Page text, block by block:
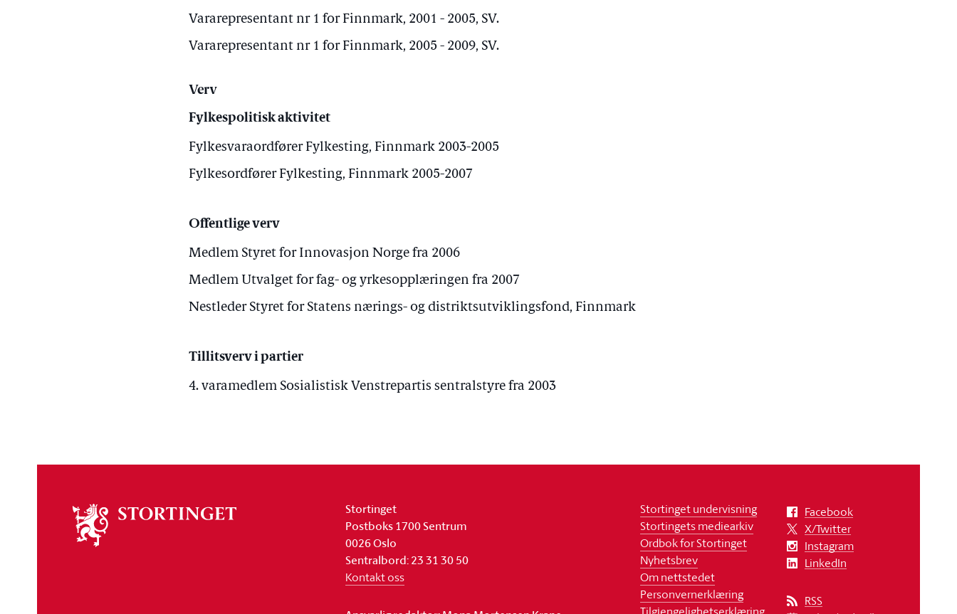
Vararepresentant nr 1 for Finnmark, 2001 - 2005, SV.
Vararepresentant nr 1 for Finnmark, 2005 - 2009, SV.
Verv
Fylkespolitisk aktivitet
Fylkesvaraordfører Fylkesting, Finnmark 2003-2005
Fylkesordfører Fylkesting, Finnmark 2005-2007
Offentlige verv
Medlem Styret for Innovasjon Norge fra 2006
Medlem Utvalget for fag- og yrkesopplæringen fra 2007
Nestleder Styret for Statens nærings- og distriktsutviklingsfond, Finnmark
Tillitsverv i partier
4. varamedlem Sosialistisk Venstrepartis sentralstyre fra 2003
stortinget
Stortinget
Postboks 1700 Sentrum
0026 Oslo
Sentralbord: 23 31 30 50
Kontakt oss
Stortinget undervisning
Stortingets mediearkiv
Ordbok for Stortinget
Nyhetsbrev
Om nettstedet
Personvernerklæring
Facebook
X/Twitter
Instagram
LinkedIn
RSS